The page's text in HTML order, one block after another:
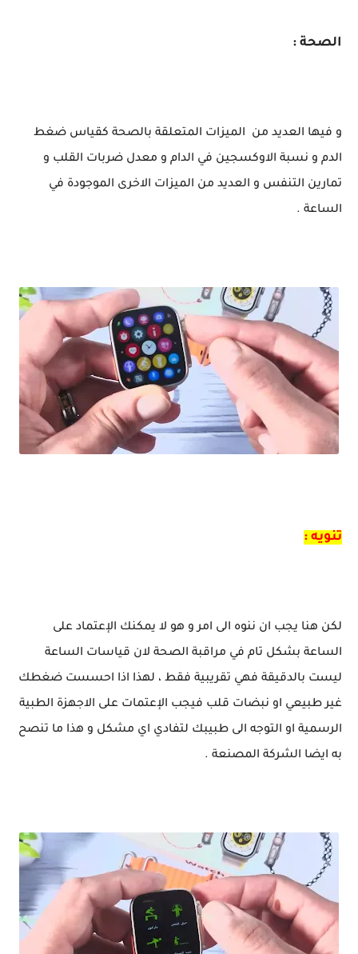
الصحة :
و فيها العديد من الميزات المتعلقة بالصحة كقياس ضغط
الدم و نسبة الاوكسجين في الدام و معدل ضربات القلب و
تمارين التنفس و العديد من الميزات الاخرى الموجودة في
الساعة .
تنويه :
لكن هنا يجب ان ننوه الى امر و هو لا يمكنك الإعتماد على
الساعة بشكل تام في مراقبة الصحة لان قياسات الساعة
ليست بالدقيقة فهي تقريبية فقط ، لهذا اذا احسست ضغطك
غير طبيعي او نبضات قلب فيجب الإعتمات على الاجهزة الطبية
الرسمية او التوجه الى طبيبك لتفادي اي مشكل و هذا ما تنصح
به ايضا الشركة المصنعة .